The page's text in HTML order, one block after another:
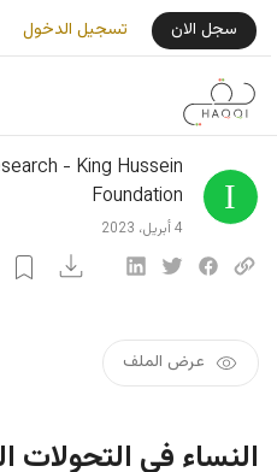
تجاوز إلى المحتوى الرئيسي
User Login Menu
سجل الان تسجيل الدخول
- King Hussein
Foundation
4 أبريل، 2023
عرض الملف
النساء في التحولات